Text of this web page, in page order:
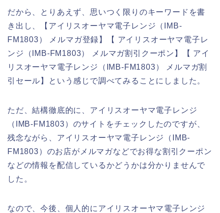
だから、とりあえず、思いつく限りのキーワードを書
き出し、【アイリスオーヤマ電子レンジ（IMB-
FM1803） メルマガ登録】【 アイリスオーヤマ電子レ
ンジ（IMB-FM1803） メルマガ割引クーポン】【 アイ
リスオーヤマ電子レンジ（IMB-FM1803） メルマガ割
引セール】という感じで調べてみることにしました。
ただ、結構徹底的に、アイリスオーヤマ電子レンジ
（IMB-FM1803）のサイトをチェックしたのですが、
残念ながら、アイリスオーヤマ電子レンジ（IMB-
FM1803）のお店がメルマガなどでお得な割引クーポン
などの情報を配信しているかどうかは分かりませんで
した。
なので、今後、個人的にアイリスオーヤマ電子レンジ